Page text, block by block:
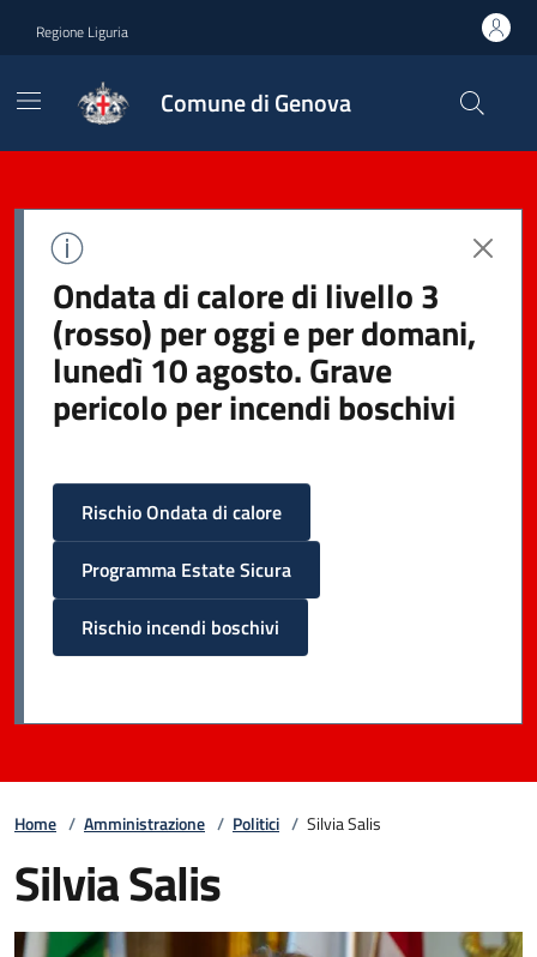
Regione Liguria
Comune di Genova
Ondata di calore di livello 3
(rosso) per oggi e per domani,
lunedì 10 agosto. Grave
pericolo per incendi boschivi
Rischio Ondata di calore
Programma Estate Sicura
Rischio incendi boschivi
Home / Amministrazione / Politici / Silvia Salis
Silvia Salis